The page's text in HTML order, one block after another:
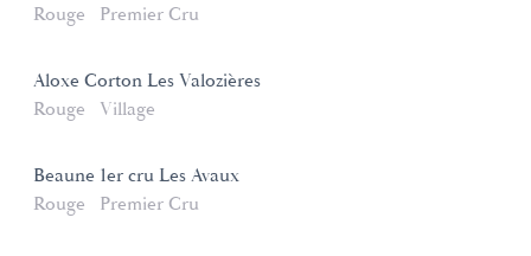
Rouge
Premier Cru
Aloxe Corton Les Valozières
Rouge
Village
Beaune 1er cru Les Avaux
Rouge
Premier Cru